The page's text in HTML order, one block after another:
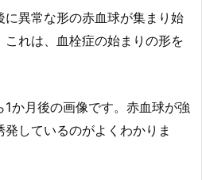
に異常な形の赤血球が集まり始
れは、血栓症の始まりの形を
か月後の画像です。赤血球が強
しているのがよくわかりま